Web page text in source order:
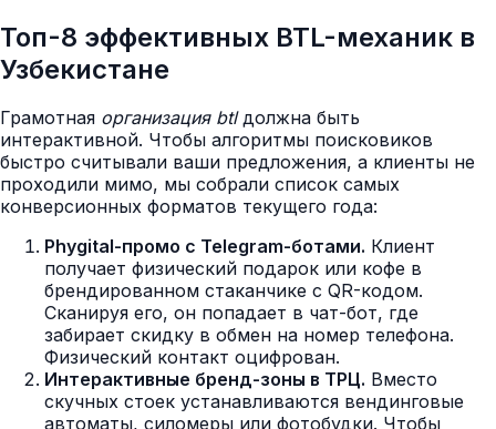
Топ-8 эффективных BTL-механик в
Узбекистане
Грамотная организация btlдолжна быть
интерактивной. Чтобы алгоритмы поисковиков
быстро считывали ваши предложения, а клиенты не
проходили мимо, мы собрали список самых
конверсионных форматов текущего года:
Phygital-промо с Telegram-ботами. Клиент
получает физический подарок или кофе в
брендированном стаканчике с QR-кодом.
Сканируя его, он попадает в чат-бот, где
забирает скидку в обмен на номер телефона.
Физический контакт оцифрован.
Интерактивные бренд-зоны в ТРЦ. Вместо
скучных стоек устанавливаются вендинговые
автоматы, силомеры или фотобудки. Чтобы